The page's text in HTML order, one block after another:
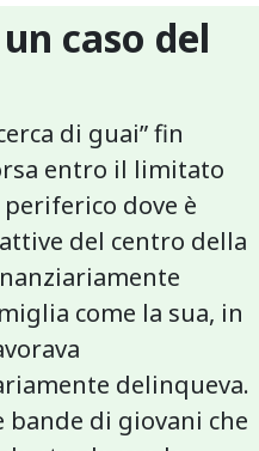
caso del
di guai” fin
entro il limitato
dove è
del centro della
come la sua, in
delinqueva.
bande di giovani che